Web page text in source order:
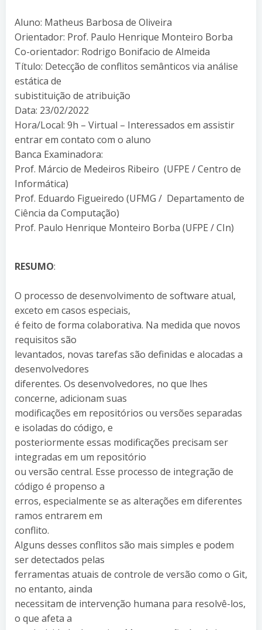
Aluno: Matheus Barbosa de Oliveira
Orientador: Prof. Paulo Henrique Monteiro Borba
Co-orientador: Rodrigo Bonifacio de Almeida
Título: Detecção de conflitos semânticos via análise
estática de
subistituição de atribuição
Data: 23/02/2022
Hora/Local: 9h – Virtual – Interessados em assistir
entrar em contato com o aluno
Banca Examinadora:
Prof. Márcio de Medeiros Ribeiro (UFPE / Centro de
Informática)
Prof. Eduardo Figueiredo (UFMG / Departamento de
Ciência da Computação)
Prof. Paulo Henrique Monteiro Borba (UFPE / CIn)
RESUMO:
O processo de desenvolvimento de software atual,
exceto em casos especiais,
é feito de forma colaborativa. Na medida que novos
requisitos são
levantados, novas tarefas são definidas e alocadas a
desenvolvedores
diferentes. Os desenvolvedores, no que lhes
concerne, adicionam suas
modificações em repositórios ou versões separadas
e isoladas do código, e
posteriormente essas modificações precisam ser
integradas em um repositório
ou versão central. Esse processo de integração de
código é propenso a
erros, especialmente se as alterações em diferentes
ramos entrarem em
conflito.
Alguns desses conflitos são mais simples e podem
ser detectados pelas
ferramentas atuais de controle de versão como o Git,
no entanto, ainda
necessitam de intervenção humana para resolvê-los,
o que afeta a